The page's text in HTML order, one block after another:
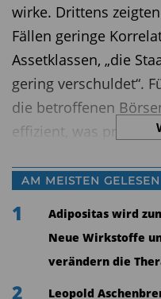
wirke. Drittens
Fällen geringe
Assetklassen, „die
gering verschuldet“.
die betroffenen
effizient, was
ING IM-Experte
Engagements
selektiv“ vorgehen.
ausschließlich in
Investment
AM MEISTEN GELESEN
1
Adipositas wird
Neue Wirkstoffe
verändern die
2
Leopold